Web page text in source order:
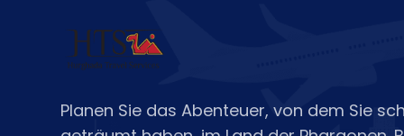
Planen Sie das Abenteuer, von dem Sie